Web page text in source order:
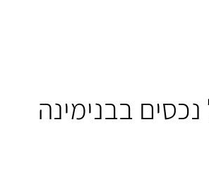
נכסים בבנימינה